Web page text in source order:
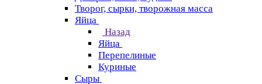
Творог, сырки, творожная масса
Яйца
Назад
Яйца
Перепелиные
Куриные
Сыры